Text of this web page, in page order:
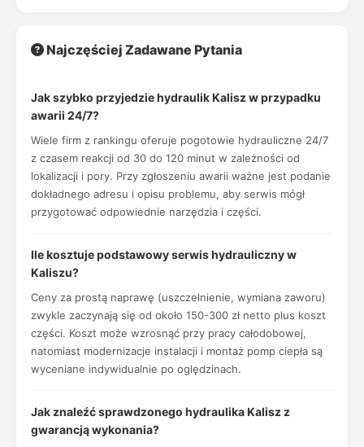
Najczęściej Zadawane Pytania
Jak szybko przyjedzie hydraulik Kalisz w przypadku
awarii 24/7?
Wiele firm z rankingu oferuje pogotowie hydrauliczne 24/7
z czasem reakcji od 30 do 120 minut w zależności od
lokalizacji i pory. Przy zgłoszeniu awarii ważne jest podanie
dokładnego adresu i opisu problemu, aby serwis mógł
przygotować odpowiednie narzędzia i części.
Ile kosztuje podstawowy serwis hydrauliczny w
Kaliszu?
Ceny za prostą naprawę (uszczelnienie, wymiana zaworu)
zwykle zaczynają się od około 150-300 zł netto plus koszt
części. Koszt może wzrosnąć przy pracy całodobowej,
natomiast modernizacje instalacji i montaż pomp ciepła są
wyceniane indywidualnie po oględzinach.
Jak znaleźć sprawdzonego hydraulika Kalisz z
gwarancją wykonania?